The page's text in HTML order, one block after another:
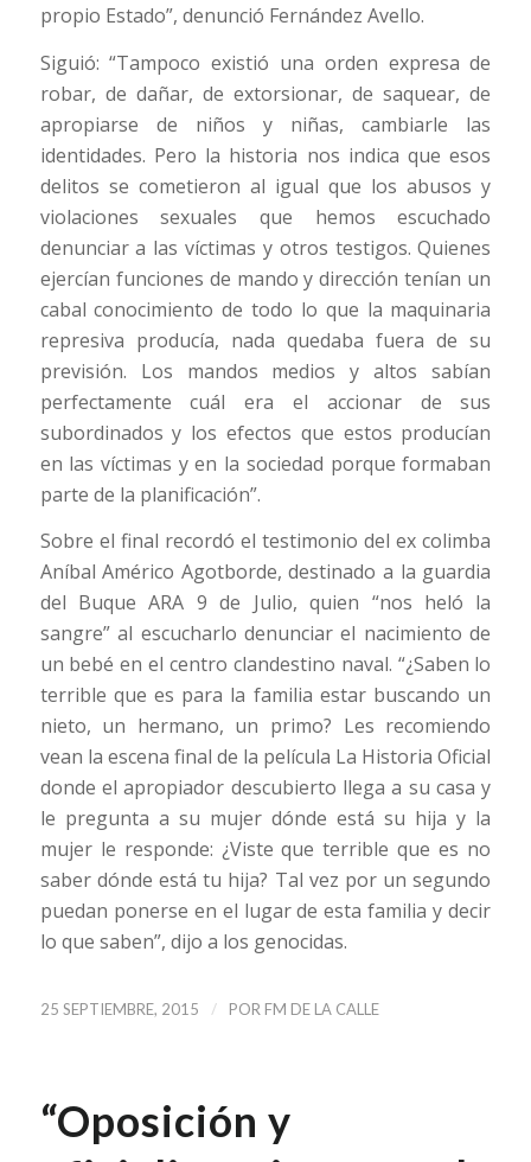
propio Estado”, denunció Fernández Avello.
Siguió: “Tampoco existió una orden expresa de
robar, de dañar, de extorsionar, de saquear, de
apropiarse de niños y niñas, cambiarle las
identidades. Pero la historia nos indica que esos
delitos se cometieron al igual que los abusos y
violaciones sexuales que hemos escuchado
denunciar a las víctimas y otros testigos. Quienes
ejercían funciones de mando y dirección tenían un
cabal conocimiento de todo lo que la maquinaria
represiva producía, nada quedaba fuera de su
previsión. Los mandos medios y altos sabían
perfectamente cuál era el accionar de sus
subordinados y los efectos que estos producían
en las víctimas y en la sociedad porque formaban
parte de la planificación”.
Sobre el final recordó el testimonio del ex colimba
Aníbal Américo Agotborde, destinado a la guardia
del Buque ARA 9 de Julio, quien “nos heló la
sangre” al escucharlo denunciar el nacimiento de
un bebé en el centro clandestino naval. “¿Saben lo
terrible que es para la familia estar buscando un
nieto, un hermano, un primo? Les recomiendo
vean la escena final de la película La Historia Oficial
donde el apropiador descubierto llega a su casa y
le pregunta a su mujer dónde está su hija y la
mujer le responde: ¿Viste que terrible que es no
saber dónde está tu hija? Tal vez por un segundo
puedan ponerse en el lugar de esta familia y decir
lo que saben”, dijo a los genocidas.
25 SEPTIEMBRE, 2015 / POR FM DE LA CALLE
“Oposición y